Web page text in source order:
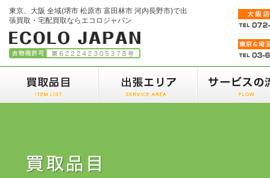
東京、大阪 全域(堺市 松原市 富田林市 河内長野市)で出
張買取・宅配買取ならエコロジャパン